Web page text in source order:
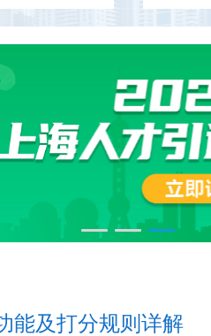
能及打分规则详解